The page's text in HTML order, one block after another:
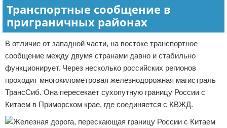
Транспортные сообщение в
приграничных районах
В отличие от западной части, на востоке транспортное
сообщение между двумя странами давно и стабильно
функционирует. Через несколько российских регионов
проходит многокилометровая железнодорожная магистраль
ТрансСиб. Она пересекает сухопутную границу России с
Китаем в Приморском крае, где соединяется с КВЖД.